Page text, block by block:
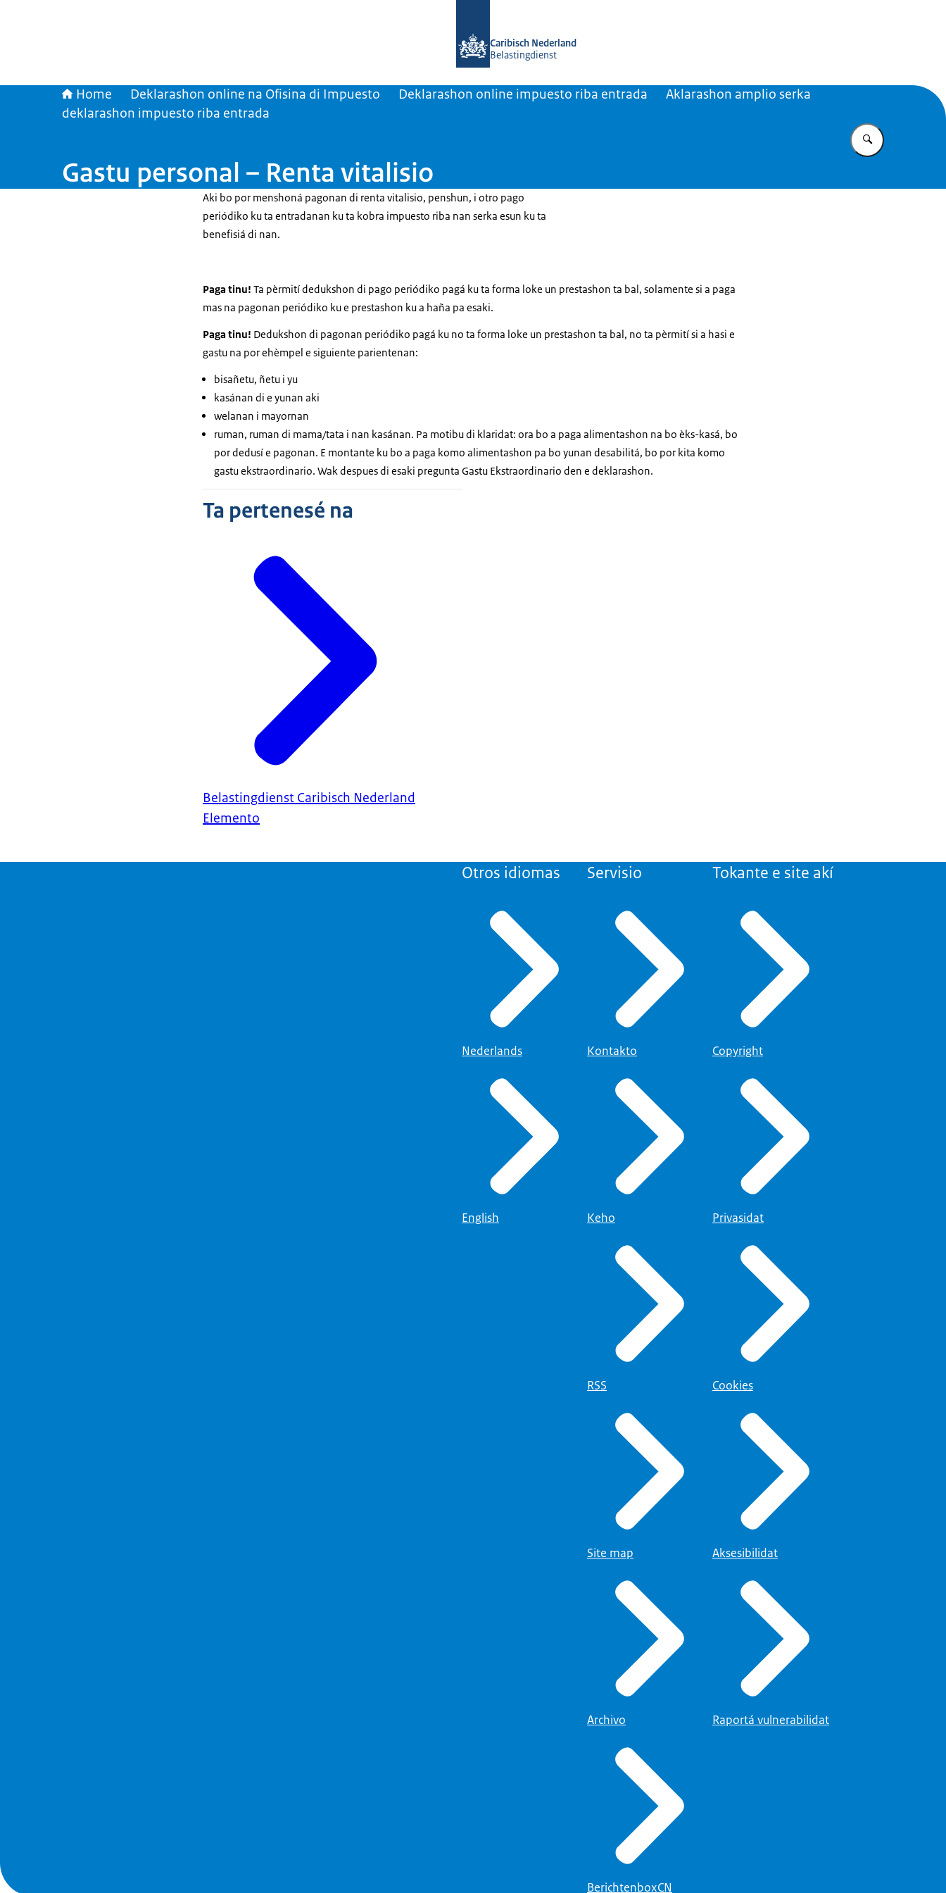
Caribisch Nederland
Belastingdienst
Home Deklarashon online na Ofisina di Impuesto Deklarashon online impuesto riba entrada
Aklarashon amplio serka
deklarashon impuesto riba entrada
Gastu personal – Renta vitalisio
Aki bo por menshoná pagonan di renta vitalisio, penshun, i otro pago
periódiko ku ta entradanan ku ta kobra impuesto riba nan serka esun ku ta
benefisiá di nan.
Paga tinu! Ta pèrmití dedukshon di pago periódiko pagá ku ta forma loke un prestashon ta bal, solamente si a paga
mas na pagonan periódiko ku e prestashon ku a haña pa esaki.
Paga tinu! Dedukshon di pagonan periódiko pagá ku no ta forma loke un prestashon ta bal, no ta pèrmití si a hasi e
gastu na por ehèmpel e siguiente parientenan:
bisañetu, ñetu i yu
kasánan di e yunan aki
welanan i mayornan
ruman, ruman di mama/tata i nan kasánan. Pa motibu di klaridat: ora bo a paga alimentashon na bo èks-kasá, bo
por dedusí e pagonan. E montante ku bo a paga komo alimentashon pa bo yunan desabilitá, bo por kita komo
gastu ekstraordinario. Wak despues di esaki pregunta Gastu Ekstraordinario den e deklarashon.
Ta pertenesé na
Belastingdienst Caribisch Nederland
Elemento
Otros idiomas
Nederlands
English
Servisio
Kontakto
Keho
RSS
Site map
Archivo
BerichtenboxCN
Tokante e site akí
Copyright
Privasidat
Cookies
Aksesibilidat
Raportá vulnerabilidat